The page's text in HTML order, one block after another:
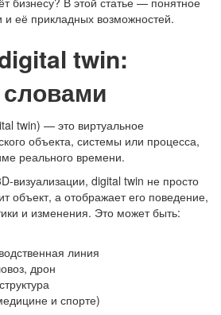
и её прикладных возможностей.
twin:
twin) — это виртуальное
объекта, системы или процесса,
реального времени.
визуализации, digital twin не просто
объект, а отображает его поведение,
и изменения. Это может быть:
линия
дрон
и спорте)